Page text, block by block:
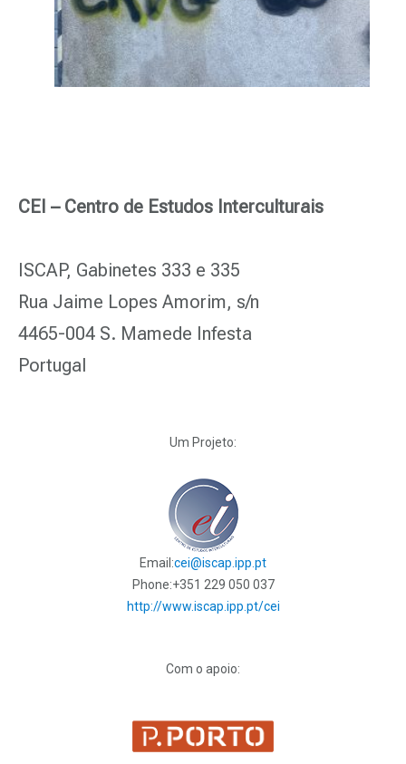
CEI – Centro de Estudos Interculturais
ISCAP, Gabinetes 333 e 335
Rua Jaime Lopes Amorim, s/n
4465-004 S. Mamede Infesta
Portugal
Um Projeto:
Email:cei@iscap.ipp.pt
Phone:+351 229 050 037
http://www.iscap.ipp.pt/cei
Com o apoio: